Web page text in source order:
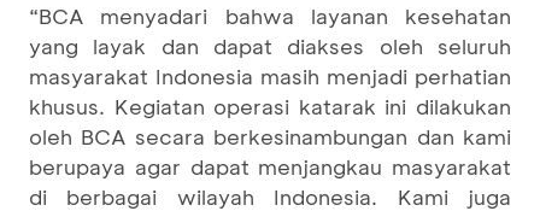
“BCA menyadari bahwa layanan kesehatan
yang layak dan dapat diakses oleh seluruh
masyarakat Indonesia masih menjadi perhatian
khusus. Kegiatan operasi katarak ini dilakukan
oleh BCA secara berkesinambungan dan kami
berupaya agar dapat menjangkau masyarakat
di berbagai wilayah Indonesia. Kami juga